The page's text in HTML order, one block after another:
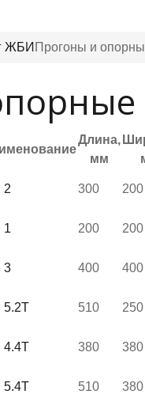
ЖБИ Прогоны и
Длина,
мм
2 300 200
1 200 200
3 400 400
510 250
380 380
510 380